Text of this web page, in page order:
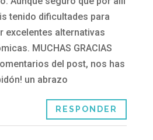
tenido dificultades para
excelentes alternativas
MUCHAS GRACIAS
del post, nos has
un abrazo
RESPONDER